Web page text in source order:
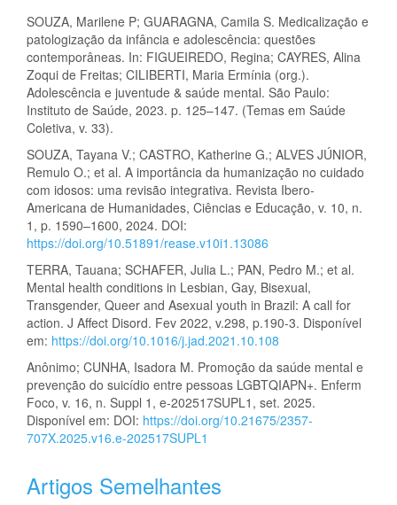
SOUZA, Marilene P; GUARAGNA, Camila S. Medicalização e
patologização da infância e adolescência: questões
contemporâneas. In: FIGUEIREDO, Regina; CAYRES, Alina
Zoqui de Freitas; CILIBERTI, Maria Ermínia (org.).
Adolescência e juventude & saúde mental. São Paulo:
Instituto de Saúde, 2023. p. 125–147. (Temas em Saúde
Coletiva, v. 33).
SOUZA, Tayana V.; CASTRO, Katherine G.; ALVES JÚNIOR,
Remulo O.; et al. A importância da humanização no cuidado
com idosos: uma revisão integrativa. Revista Ibero-
Americana de Humanidades, Ciências e Educação, v. 10, n.
1, p. 1590–1600, 2024. DOI:
https://doi.org/10.51891/rease.v10i1.13086
TERRA, Tauana; SCHAFER, Julia L.; PAN, Pedro M.; et al.
Mental health conditions in Lesbian, Gay, Bisexual,
Transgender, Queer and Asexual youth in Brazil: A call for
action. J Affect Disord. Fev 2022, v.298, p.190-3. Disponível
em: https://doi.org/10.1016/j.jad.2021.10.108
Anônimo; CUNHA, Isadora M. Promoção da saúde mental e
prevenção do suicídio entre pessoas LGBTQIAPN+. Enferm
Foco, v. 16, n. Suppl 1, e-202517SUPL1, set. 2025.
Disponível em: DOI: https://doi.org/10.21675/2357-
707X.2025.v16.e-202517SUPL1
Artigos Semelhantes